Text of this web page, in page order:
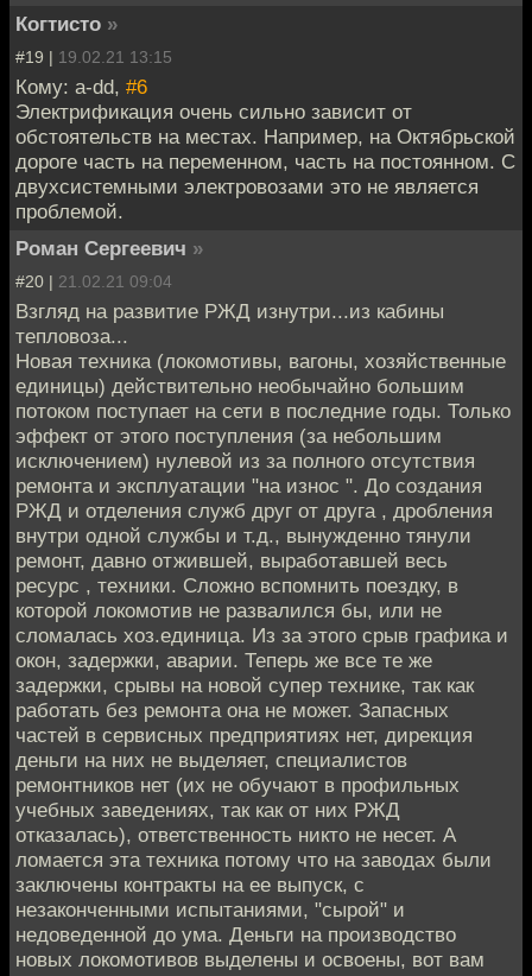
Когтисто »
#19 | 19.02.21 13:15
Кому: a-dd, #6
Электрификация очень сильно зависит от
обстоятельств на местах. Например, на Октябрьской
дороге часть на переменном, часть на постоянном. С
двухсистемными электровозами это не является
проблемой.
Роман Сергеевич »
#20 | 21.02.21 09:04
Взгляд на развитие РЖД изнутри...из кабины
тепловоза...
Новая техника (локомотивы, вагоны, хозяйственные
единицы) действительно необычайно большим
потоком поступает на сети в последние годы. Только
эффект от этого поступления (за небольшим
исключением) нулевой из за полного отсутствия
ремонта и эксплуатации "на износ ". До создания
РЖД и отделения служб друг от друга , дробления
внутри одной службы и т.д., вынужденно тянули
ремонт, давно отжившей, выработавшей весь
ресурс , техники. Сложно вспомнить поездку, в
которой локомотив не развалился бы, или не
сломалась хоз.единица. Из за этого срыв графика и
окон, задержки, аварии. Теперь же все те же
задержки, срывы на новой супер технике, так как
работать без ремонта она не может. Запасных
частей в сервисных предприятиях нет, дирекция
деньги на них не выделяет, специалистов
ремонтников нет (их не обучают в профильных
учебных заведениях, так как от них РЖД
отказалась), ответственность никто не несет. А
ломается эта техника потому что на заводах были
заключены контракты на ее выпуск, с
незаконченными испытаниями, "сырой" и
недоведенной до ума. Деньги на производство
новых локомотивов выделены и освоены, вот вам